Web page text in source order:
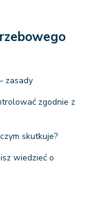
zasady
zgodnie z
skutkuje?
wiedzieć o